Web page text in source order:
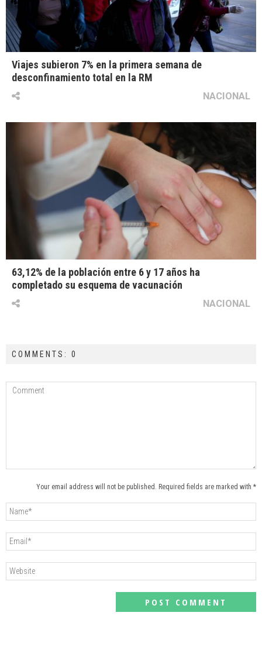
Viajes subieron 7% en la primera semana de
desconfinamiento total en la RM
NACIONAL
63,12% de la población entre 6 y 17 años ha
completado su esquema de vacunación
NACIONAL
COMMENTS: 0
Your email address will not be published. Required fields are marked with *